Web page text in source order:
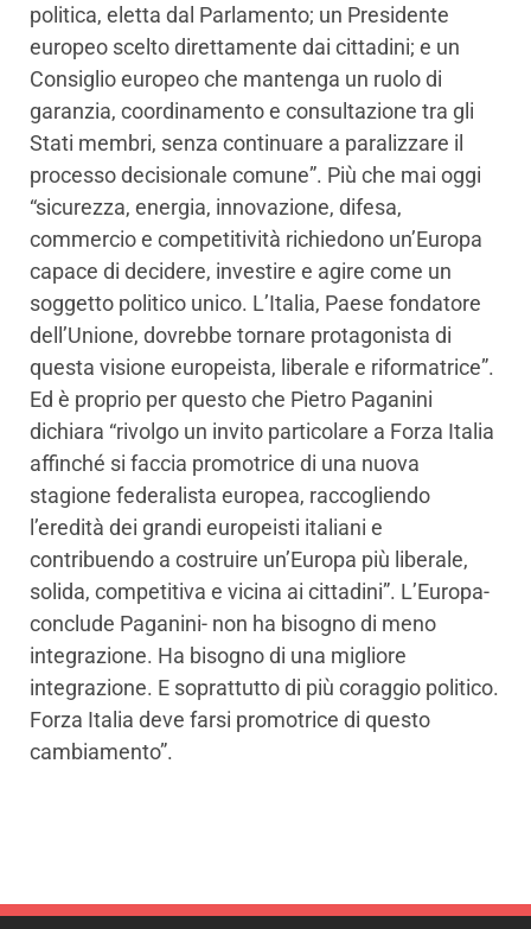
politica, eletta dal Parlamento; un Presidente
europeo scelto direttamente dai cittadini; e un
Consiglio europeo che mantenga un ruolo di
garanzia, coordinamento e consultazione tra gli
Stati membri, senza continuare a paralizzare il
processo decisionale comune”. Più che mai oggi
“sicurezza, energia, innovazione, difesa,
commercio e competitività richiedono un’Europa
capace di decidere, investire e agire come un
soggetto politico unico. L’Italia, Paese fondatore
dell’Unione, dovrebbe tornare protagonista di
questa visione europeista, liberale e riformatrice”.
Ed è proprio per questo che Pietro Paganini
dichiara “rivolgo un invito particolare a Forza Italia
affinché si faccia promotrice di una nuova
stagione federalista europea, raccogliendo
l’eredità dei grandi europeisti italiani e
contribuendo a costruire un’Europa più liberale,
solida, competitiva e vicina ai cittadini”. L’Europa-
conclude Paganini- non ha bisogno di meno
integrazione. Ha bisogno di una migliore
integrazione. E soprattutto di più coraggio politico.
Forza Italia deve farsi promotrice di questo
cambiamento”.